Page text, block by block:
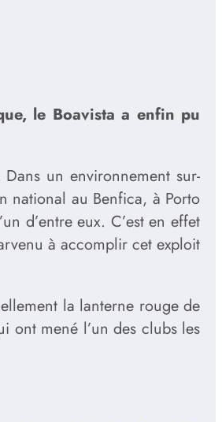
le Boavista a enfin pu
un environnement sur-
national au Benfica, à Porto
d’entre eux. C’est en effet
à accomplir cet exploit
la lanterne rouge de
ont mené l’un des clubs les